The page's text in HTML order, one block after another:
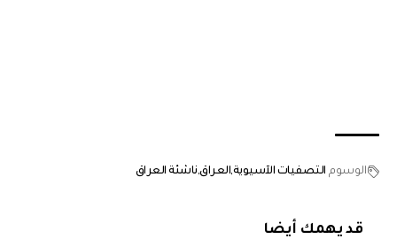
الوسوم التصفيات الآسيويةالعراق ناشئة العراق
قد يهمك أيضا